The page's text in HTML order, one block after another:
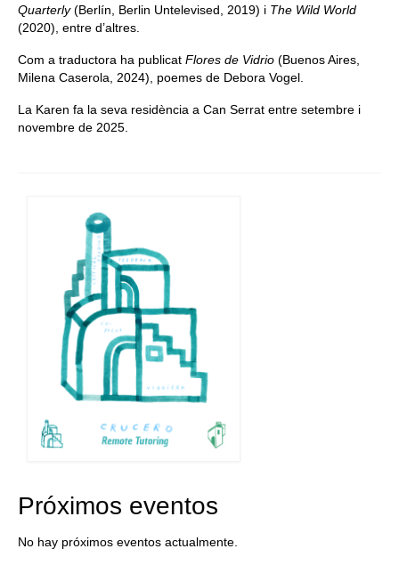
Quarterly(Berlín, Berlin Untelevised, 2019) i The Wild World
(2020), entre d’altres.
Com a traductora ha publicat Flores de Vidrio (Buenos Aires,
Milena Caserola, 2024), poemes de Debora Vogel.
La Karen fa la seva residència a Can Serrat entre setembre i
novembre de 2025.
Próximos eventos
No hay próximos eventos actualmente.